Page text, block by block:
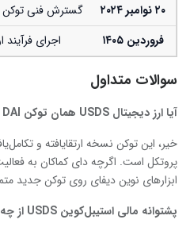
۲۰نوامبر۲۰۲۴ گسترش فنی توکن
فروردین ۱۴۰۵ اجرای فرآیند
سوالات متداول
آیا ارز دیجیتال همان توکن
خیر، این توکن نسخه ارتقایافته و
پروتکل است. اگرچه دای کماکان به
ابزارهای نوین دیفای روی توکن جدید
پشتوانه مالی استیبل‌کوین
از